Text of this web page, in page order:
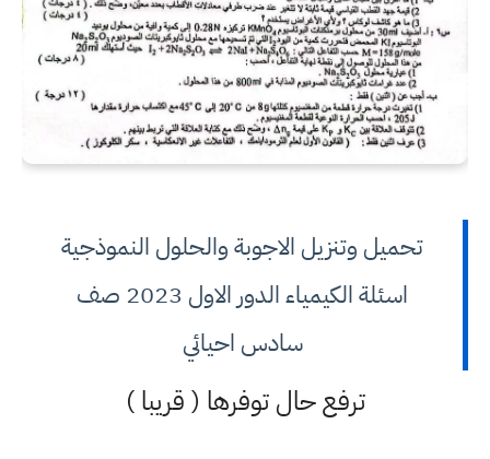
تحميل وتنزيل الاجوبة والحلول النموذجية
اسئلة الكيمياء الدور الاول 2023 صف
سادس احيائي
ترفع حال توفرها ( قريبا )